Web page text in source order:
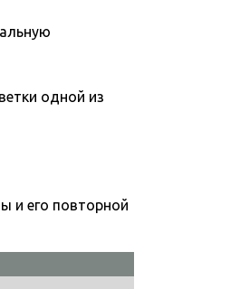
одной из
и его повторной